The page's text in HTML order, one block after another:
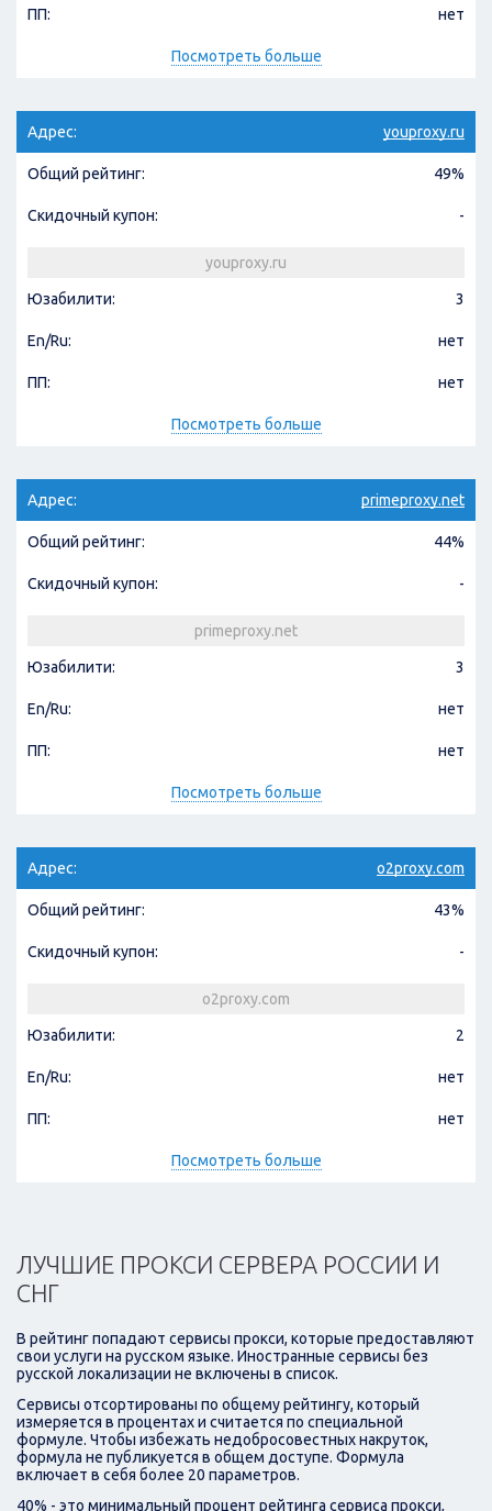
ПП: нет
Посмотреть больше
Адрес: youproxy.ru
Общий рейтинг: 49%
Скидочный купон: -
youproxy.ru
Юзабилити: 3
En/Ru: нет
ПП: нет
Посмотреть больше
Адрес: primeproxy.net
Общий рейтинг: 44%
Скидочный купон: -
primeproxy.net
Юзабилити: 3
En/Ru: нет
ПП: нет
Посмотреть больше
Адрес: o2proxy.com
Общий рейтинг: 43%
Скидочный купон: -
o2proxy.com
Юзабилити: 2
En/Ru: нет
ПП: нет
Посмотреть больше
ЛУЧШИЕ ПРОКСИ СЕРВЕРА РОССИИ И
СНГ
В рейтинг попадают сервисы прокси, которые предоставляют
свои услуги на русском языке. Иностранные сервисы без
русской локализации не включены в список.
Сервисы отсортированы по общему рейтингу, который
измеряется в процентах и считается по специальной
формуле. Чтобы избежать недобросовестных накруток,
формула не публикуется в общем доступе. Формула
включает в себя более 20 параметров.
40% - это минимальный процент рейтинга сервиса прокси,